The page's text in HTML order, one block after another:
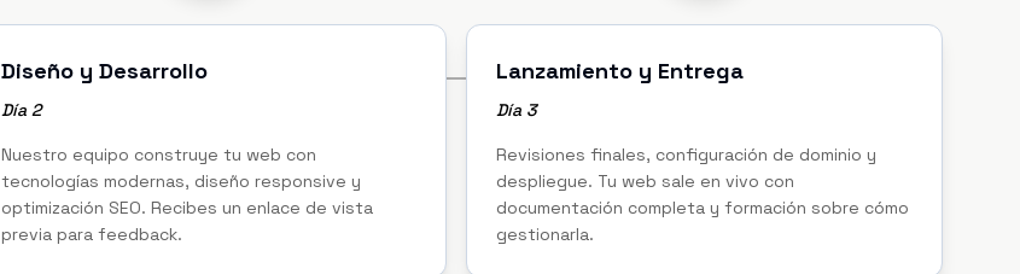
Diseño y Desarrollo
Día 2
Nuestro equipo construye tu web con
tecnologías modernas, diseño responsive y
optimización SEO. Recibes un enlace de vista
previa para feedback.
Lanzamiento y Entrega
Día 3
Revisiones finales, configuración de dominio y
despliegue. Tu web sale en vivo con
documentación completa y formación sobre cómo
gestionarla.